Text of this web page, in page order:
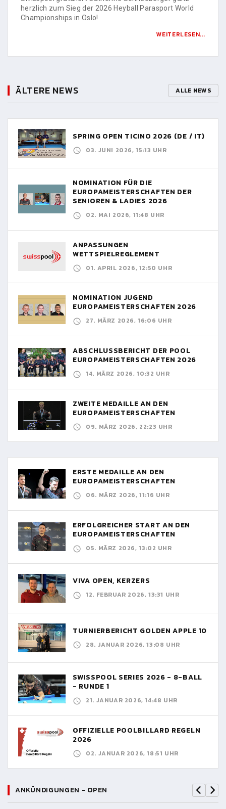
herzlich zum Sieg der 2026 Heyball Parasport World
Championships in Oslo!
WEITERLESEN...
ÄLTERE NEWS ALLE NEWS
SPRING OPEN TICINO 2026 (DE / IT)
03. JUNI 2026, 15:13 UHR
NOMINATION FÜR DIE
EUROPAMEISTERSCHAFTEN DER
SENIOREN & LADIES 2026
02. MAI 2026, 11:48 UHR
ANPASSUNGEN
WETTSPIELREGLEMENT
01. APRIL 2026, 12:50 UHR
NOMINATION JUGEND
EUROPAMEISTERSCHAFTEN 2026
27. MÄRZ 2026, 16:06 UHR
ABSCHLUSSBERICHT DER POOL
EUROPAMEISTERSCHAFTEN 2026
14. MÄRZ 2026, 10:32 UHR
ZWEITE MEDAILLE AN DEN
EUROPAMEISTERSCHAFTEN
09. MÄRZ 2026, 22:23 UHR
ERSTE MEDAILLE AN DEN
EUROPAMEISTERSCHAFTEN
06. MÄRZ 2026, 11:16 UHR
ERFOLGREICHER START AN DEN
EUROPAMEISTERSCHAFTEN
05. MÄRZ 2026, 13:02 UHR
VIVA OPEN, KERZERS
12. FEBRUAR 2026, 13:31 UHR
TURNIERBERICHT GOLDEN APPLE 10
28. JANUAR 2026, 13:08 UHR
SWISSPOOL SERIES 2026 - 8-BALL
- RUNDE 1
21. JANUAR 2026, 14:48 UHR
OFFIZIELLE POOLBILLARD REGELN
2026
02. JANUAR 2026, 18:51 UHR
ANKÜNDIGUNGEN - OPEN